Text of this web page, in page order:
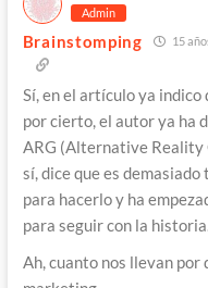
Admin
Brainstomping 15
Sí, en el artículo ya
por cierto, el autor ya ha
ARG (Alternative Reality
sí, dice que es
para hacerlo y ha
para seguir con la historia.
Ah, cuanto nos llevan